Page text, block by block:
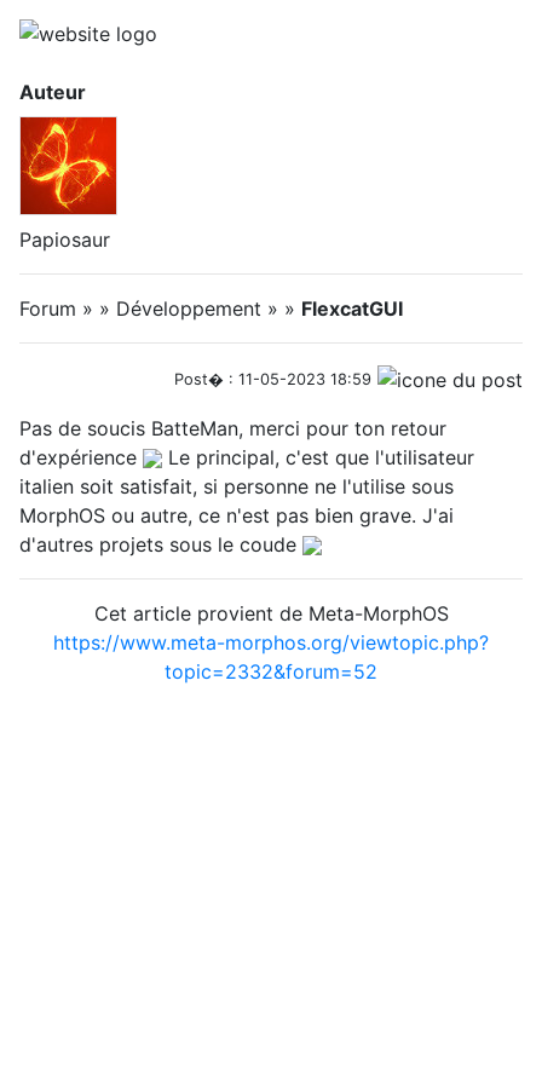
Auteur
Papiosaur
Forum » » Développement » » FlexcatGUI
Post� : 11-05-2023 18:59
Pas de soucis BatteMan, merci pour ton retour
d'expérience
Le principal, c'est que l'utilisateur
italien soit satisfait, si personne ne l'utilise sous
MorphOS ou autre, ce n'est pas bien grave. J'ai
d'autres projets sous le coude
Cet article provient de Meta-MorphOS
https://www.meta-morphos.org/viewtopic.php?
topic=2332&forum=52